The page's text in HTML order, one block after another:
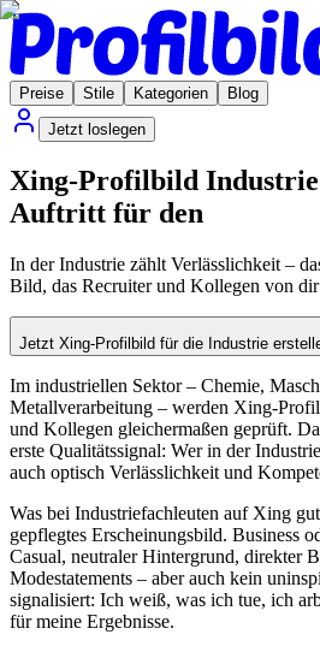
Preise Stile Kategorien
Blog
Jetzt loslegen
Xing-Profilbild
Auftritt für den
In der Industrie zählt Verlässlichkeit –
Bild, das Recruiter und Kollegen von dir
Jetzt Xing-Profilbild für die Industrie
Im industriellen Sektor – Chemie,
Metallverarbeitung – werden Xing-
und Kollegen gleichermaßen geprüft.
erste Qualitätssignal: Wer in der
auch optisch Verlässlichkeit und
Was bei Industriefachleuten auf Xing
gepflegtes Erscheinungsbild. Business
Casual, neutraler Hintergrund, direkter
Modestatements – aber auch kein
signalisiert: Ich weiß, was ich tue, ich
für meine Ergebnisse.